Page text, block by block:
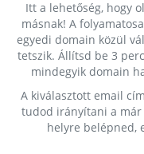
Itt a lehetőség, hogy
másnak! A
egyedi domain közül
tetszik. Állítsd be 3
mindegyik domain
A kiválasztott email
tudod irányítani a már
helyre belépned,